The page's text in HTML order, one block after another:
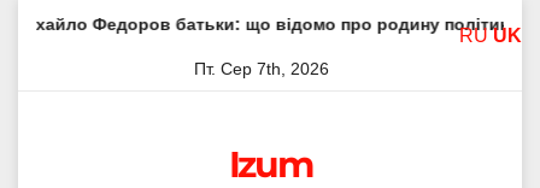
батьки: що відомо про родину політика Молитва
Пт. Сер 7th, 2026
Izum
RU UK